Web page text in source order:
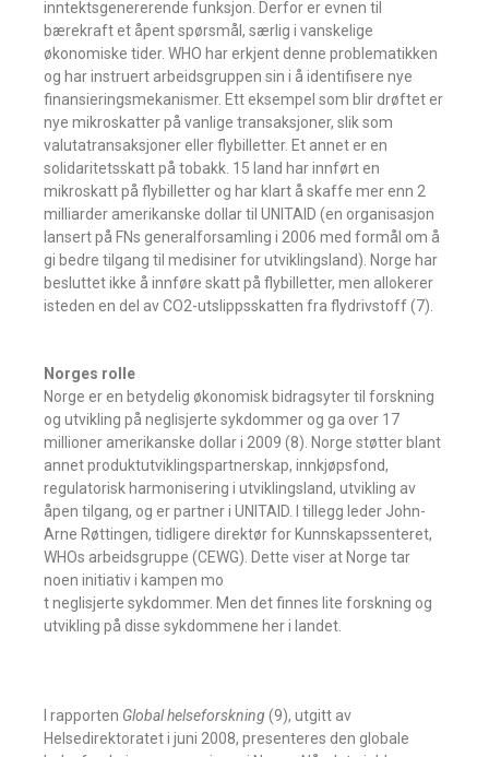
inntektsgenererende funksjon. Derfor er evnen til
bærekraft et åpent spørsmål, særlig i vanskelige
økonomiske tider. WHO har erkjent denne problematikken
og har instruert arbeidsgruppen sin i å identifisere nye
finansieringsmekanismer. Ett eksempel som blir drøftet er
nye mikroskatter på vanlige transaksjoner, slik som
valutatransaksjoner eller flybilletter. Et annet er en
solidaritetsskatt på tobakk. 15 land har innført en
mikroskatt på flybilletter og har klart å skaffe mer enn 2
milliarder amerikanske dollar til UNITAID (en organisasjon
lansert på FNs generalforsamling i 2006 med formål om å
gi bedre tilgang til medisiner for utviklingsland). Norge har
besluttet ikke å innføre skatt på flybilletter, men allokerer
isteden en del av CO2-utslippsskatten fra flydrivstoff (7).
Norges rolle
Norge er en betydelig økonomisk bidragsyter til forskning
og utvikling på neglisjerte sykdommer og ga over 17
millioner amerikanske dollar i 2009 (8). Norge støtter blant
annet produktutviklingspartnerskap, innkjøpsfond,
regulatorisk harmonisering i utviklingsland, utvikling av
åpen tilgang, og er partner i UNITAID. I tillegg leder John-
Arne Røttingen, tidligere direktør for Kunnskapssenteret,
WHOs arbeidsgruppe (CEWG). Dette viser at Norge tar
noen initiativ i kampen mo
t neglisjerte sykdommer. Men det finnes lite forskning og
utvikling på disse sykdommene her i landet.
I rapporten Global helseforskning(9), utgitt av
Helsedirektoratet i juni 2008, presenteres den globale